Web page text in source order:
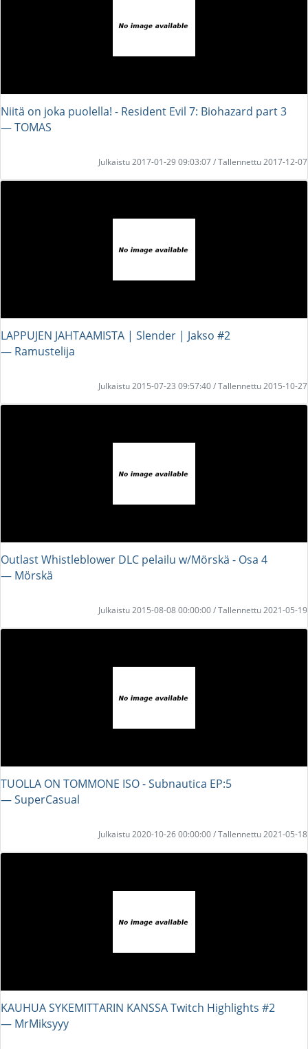
Niitä on joka puolella! - Resident Evil 7: Biohazard part 3
― TOMAS
Julkaistu 2017-01-29 09:03:07 / Tallennettu 2017-12-07
LAPPUJEN JAHTAAMISTA | Slender | Jakso #2
― Ramustelija
Julkaistu 2015-07-23 09:57:40 / Tallennettu 2015-10-27
Outlast Whistleblower DLC pelailu w/Mörskä - Osa 4
― Mörskä
Julkaistu 2015-08-08 00:00:00 / Tallennettu 2021-05-19
TUOLLA ON TOMMONE ISO - Subnautica EP:5
― SuperCasual
Julkaistu 2020-10-26 00:00:00 / Tallennettu 2021-05-18
KAUHUA SYKEMITTARIN KANSSA Twitch Highlights #2
― MrMiksyyy